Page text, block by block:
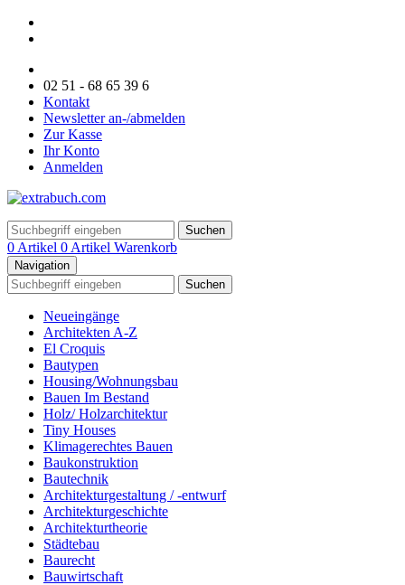
02 51 - 68 65 39 6
Kontakt
Newsletter an-/abmelden
Zur Kasse
Ihr Konto
Anmelden
Suchen
0 Artikel 0 Artikel Warenkorb
Navigation
Suchen
Neueingänge
Architekten A-Z
El Croquis
Bautypen
Housing/Wohnungsbau
Bauen Im Bestand
Holz/ Holzarchitektur
Tiny Houses
Klimagerechtes Bauen
Baukonstruktion
Bautechnik
Architekturgestaltung / -entwurf
Architekturgeschichte
Architekturtheorie
Städtebau
Baurecht
Bauwirtschaft